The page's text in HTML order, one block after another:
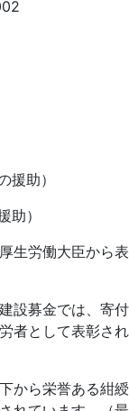
援助）
助）
生労働大臣から表
設募金では、寄付
者として表彰され
から栄誉ある紺綬